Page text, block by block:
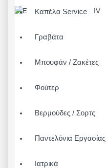
Καπέλα Service
Γραβάτα
Μπουφάν / Ζακέτες
Φούτερ
Βερμούδες / Σορτς
Παντελόνια Εργασίας
Ιατρικά